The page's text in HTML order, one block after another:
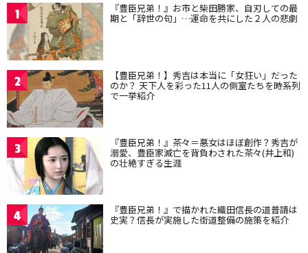
1 『豊臣兄弟！』お市と柴田勝家、自刃しての最
期と「辞世の句」…運命を共にした２人の悲劇
2 【豊臣兄弟！】秀吉は本当に「女狂い」だった
のか？ 天下人を彩った11人の側室たちを時系列
で一挙紹介
3 『豊臣兄弟！』茶々＝悪女はほぼ創作？秀吉が
溺愛、豊臣家滅亡を背負わされた茶々(井上和)
の壮絶すぎる生涯
4 『豊臣兄弟！』で描かれた織田信長の道普請は
史実？信長が実施した街道整備の施策を紹介